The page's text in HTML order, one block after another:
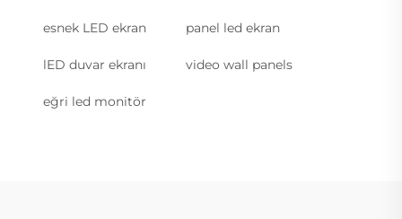
esnek LED ekran panel led ekran
lED duvar ekranı video wall panels
eğri led monitör